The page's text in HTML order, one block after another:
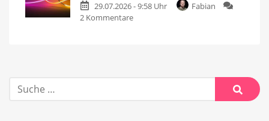
29.07.2026 - 9:58 Uhr
Fabian
2 Kommentare